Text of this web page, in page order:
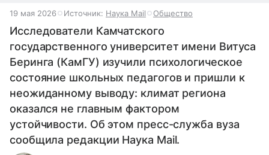
19 мая 2026 Источник: Наука Mail Общество
Исследователи Камчатского
государственного университет имени Витуса
Беринга (КамГУ) изучили психологическое
состояние школьных педагогов и пришли к
неожиданному выводу: климат региона
оказался не главным фактором
устойчивости. Об этом пресс-служба вуза
сообщила редакции Наука Mail.